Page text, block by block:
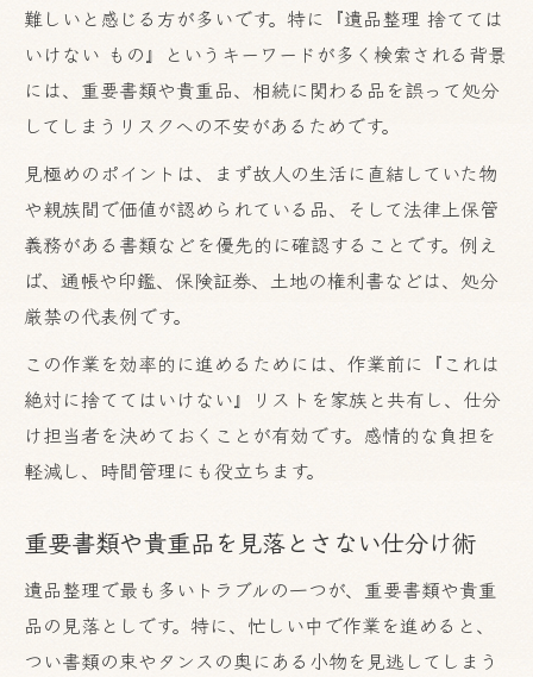
難しいと感じる方が多いです。特に『遺品整理 捨てては
いけない もの』というキーワードが多く検索される背景
には、重要書類や貴重品、相続に関わる品を誤って処分
してしまうリスクへの不安があるためです。
見極めのポイントは、まず故人の生活に直結していた物
や親族間で価値が認められている品、そして法律上保管
義務がある書類などを優先的に確認することです。例え
ば、通帳や印鑑、保険証券、土地の権利書などは、処分
厳禁の代表例です。
この作業を効率的に進めるためには、作業前に『これは
絶対に捨ててはいけない』リストを家族と共有し、仕分
け担当者を決めておくことが有効です。感情的な負担を
軽減し、時間管理にも役立ちます。
重要書類や貴重品を見落とさない仕分け術
遺品整理で最も多いトラブルの一つが、重要書類や貴重
品の見落としです。特に、忙しい中で作業を進めると、
つい書類の束やタンスの奥にある小物を見逃してしまう